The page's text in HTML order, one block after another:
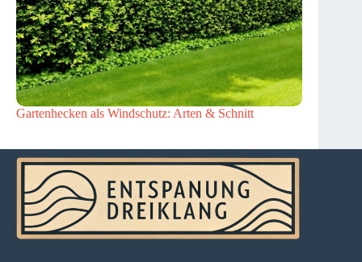
Gartenhecken als Windschutz: Arten & Schnitt